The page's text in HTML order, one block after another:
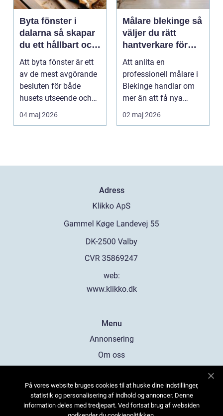
Byta fönster i
dalarna så skapar
du ett hållbart och
vackert hus
Att byta fönster är ett
av de mest avgörande
besluten för både
husets utseende och
energiförbrukning...
04 maj 2026
Målare blekinge så
väljer du rätt
hantverkare för
hem och företag
Att anlita en
professionell målare i
Blekinge handlar om
mer än att få nya
färger på väggarna.
Rätt ...
02 maj 2026
Adress
web:
www.klikko.dk
Menu
Annonsering
Om oss
Kontakta oss
Sitemap
På vores website bruges cookies til at huske dine indstillinger,
statistik og personalisering af indhold og annoncer. Denne
information deles med tredjepart. Ved fortsat brug af websiden